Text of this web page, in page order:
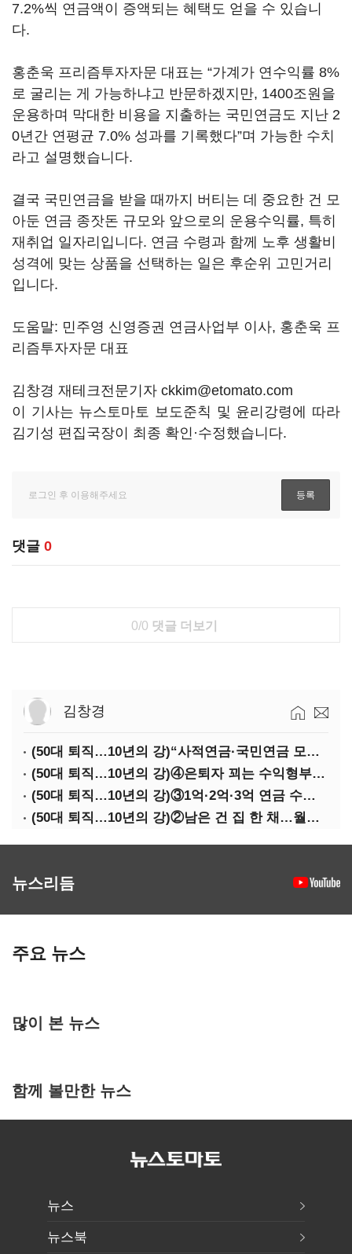
7.2%씩 연금액이 증액되는 혜택도 얻을 수 있습니
다.
홍춘욱 프리즘투자자문 대표는 “가계가 연수익률 8%
로 굴리는 게 가능하냐고 반문하겠지만, 1400조원을
운용하며 막대한 비용을 지출하는 국민연금도 지난 2
0년간 연평균 7.0% 성과를 기록했다”며 가능한 수치
라고 설명했습니다.
결국 국민연금을 받을 때까지 버티는 데 중요한 건 모
아둔 연금 종잣돈 규모와 앞으로의 운용수익률, 특히
재취업 일자리입니다. 연금 수령과 함께 노후 생활비
성격에 맞는 상품을 선택하는 일은 후순위 고민거리
입니다.
도움말: 민주영 신영증권 연금사업부 이사, 홍춘욱 프
리즘투자자문 대표
김창경 재테크전문기자 ckkim@etomato.com
이 기사는 뉴스토마토 보도준칙 및 윤리강령에 따라
김기성 편집국장이 최종 확인·수정했습니다.
댓글 0
0/0 댓글 더보기
김창경
(50대 퇴직…10년의 강)“사적연금·국민연금 모두 당겨서 수령해야”
(50대 퇴직…10년의 강)④은퇴자 꾀는 수익형부동산·전업투자·편의점 창업
(50대 퇴직…10년의 강)③1억·2억·3억 연금 수령 전략
(50대 퇴직…10년의 강)②남은 건 집 한 채…월세 vs 배당 vs 주택연금
뉴스리듬
주요 뉴스
많이 본 뉴스
함께 볼만한 뉴스
뉴스
뉴스북